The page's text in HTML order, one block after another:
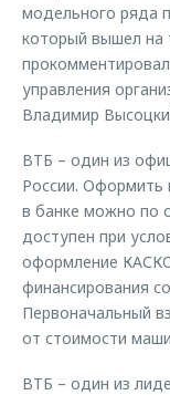
модельного ряда
который вышел на
управления
Владимир
ВТБ – один из
России. Оформить
в банке можно по
доступен при
оформление
финансирования
Первоначальный
от стоимости
ВТБ – один из